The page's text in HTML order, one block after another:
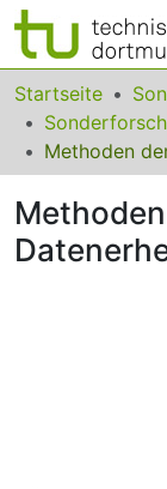
Bereiche &
Das gesamte
FAQ
Startseite